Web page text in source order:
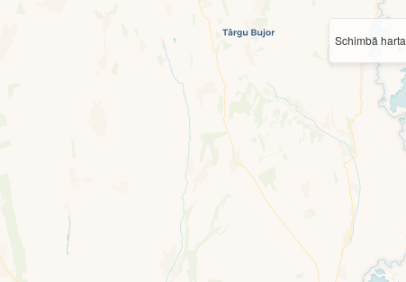
Schimbă harta